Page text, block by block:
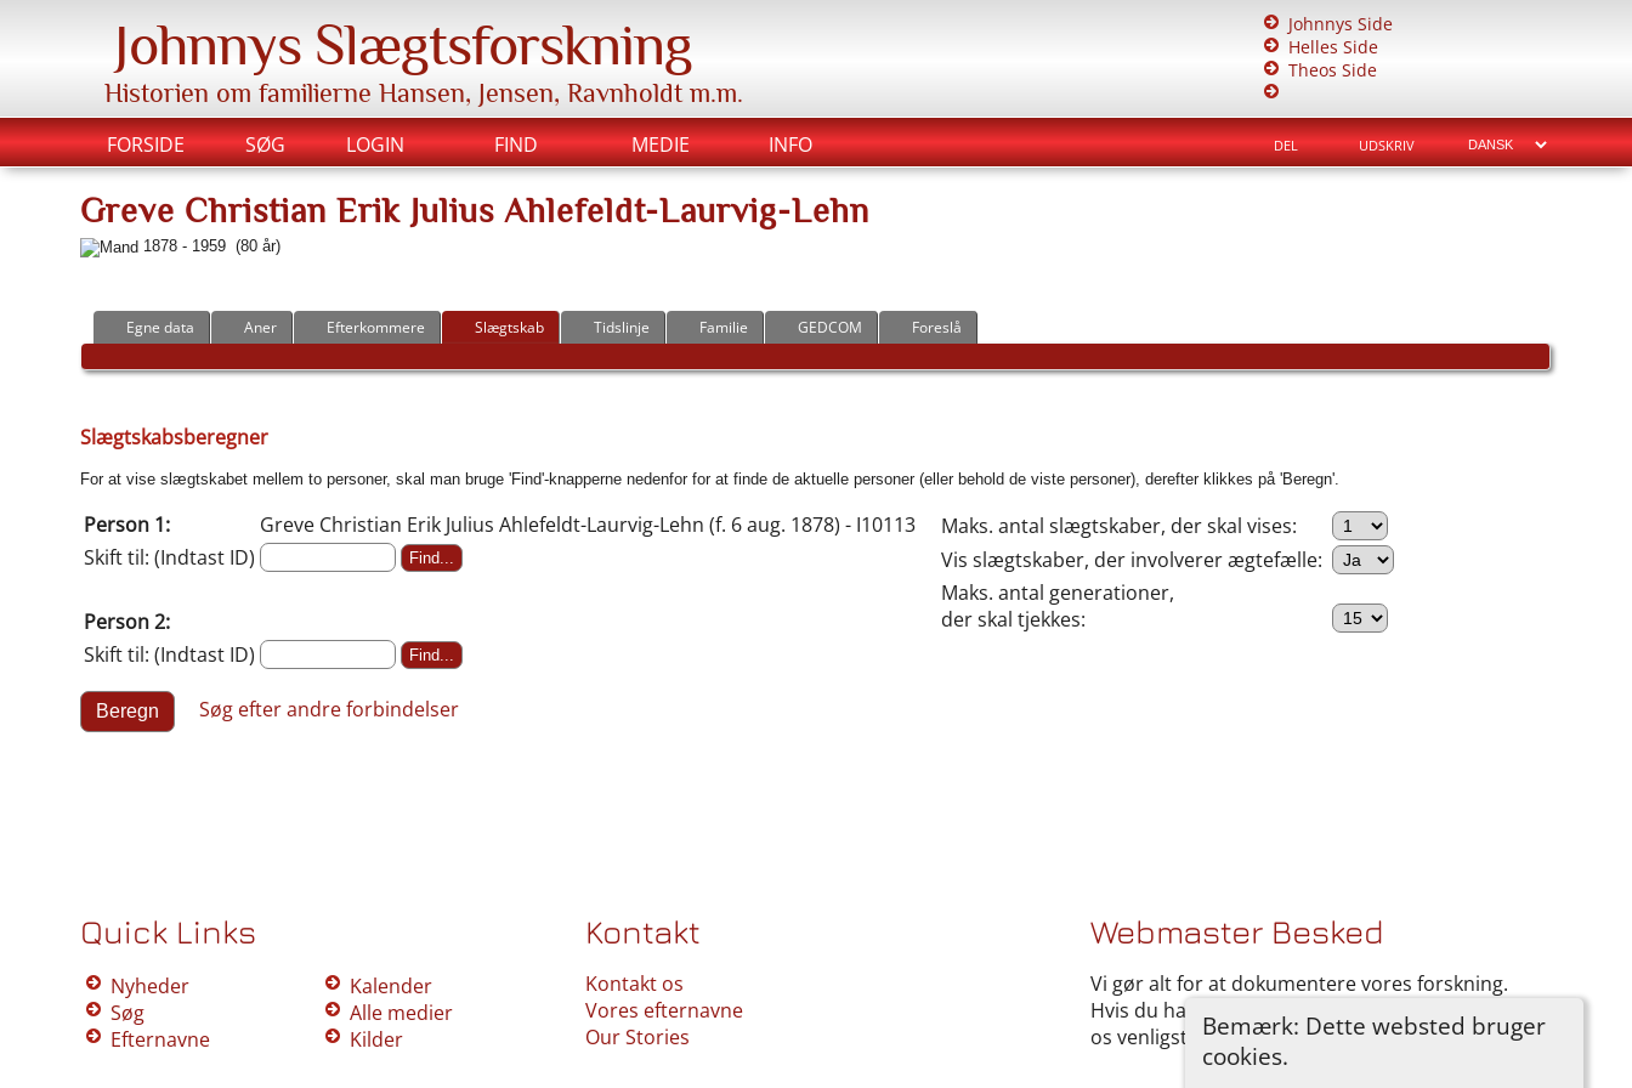
Johnnys Slægtsforskning
Historien om familierne Hansen, Jensen, Ravnholdt m.m.
Johnnys Side
Helles Side
Theos Side
FIND MEDIE INFO
FORSIDE SØG LOGIN DEL UDSKRIV
Bemærk: Dette websted bruger
cookies.
Greve Christian Erik Julius Ahlefeldt-Laurvig-Lehn
1878 - 1959 (80 år)
Egne data Aner Efterkommere Slægtskab Tidslinje Familie GEDCOM Foreslå
Slægtskabsberegner
For at vise slægtskabet mellem to personer, skal man bruge 'Find'-knapperne nedenfor for at finde de aktuelle personer (eller behold de viste personer), derefter klikkes på 'Beregn'.
Person 1:
Greve Christian Erik Julius Ahlefeldt-Laurvig-Lehn (f. 6 aug. 1878) - I10113
Skift til: (Indtast ID)
Person 2:
Skift til: (Indtast ID)
Maks. antal slægtskaber, der skal vises:
Vis slægtskaber, der involverer ægtefælle:
Maks. antal generationer,
der skal tjekkes:
Søg efter andre forbindelser
Quick Links
Nyheder
Søg
Efternavne
Kalender
Alle medier
Kilder
Kontakt
Kontakt os
Vores efternavne
Our Stories
Webmaster Besked
Vi gør alt for at dokumentere vores forskning.
Hvis du har noget, du gerne vil tilføje, så kontakt
os venligst.